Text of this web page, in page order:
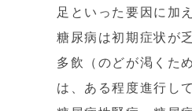
足といった要因に加
糖尿病は初期症状が
多飲（のどが渇くた
は、ある程度進行し